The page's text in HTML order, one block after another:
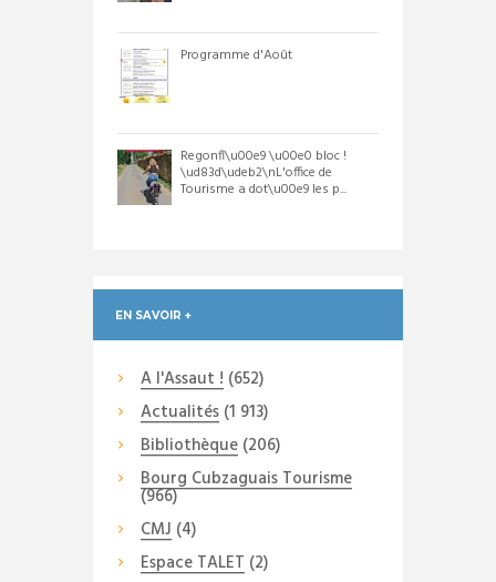
Programme d'Août
Regonfl\u00e9 \u00e0 bloc !
\ud83d\udeb2\nL'office de
Tourisme a dot\u00e9 les p...
EN SAVOIR +
A l'Assaut ! (652)
Actualités(1 913)
Bibliothèque(206)
Bourg Cubzaguais Tourisme
(966)
CMJ (4)
Espace TALET (2)